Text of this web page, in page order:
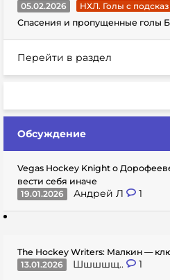
05.02.2026
НХЛ. Голы с
Спасения и пропущенные голы
Перейти в раздел
Обсуждение
Vegas Hockey Knight о
вести себя иначе
19.01.2026
Андрей Л 1
The Hockey Writers: Малкин —
13.01.2026
Шшшшщ.. 1